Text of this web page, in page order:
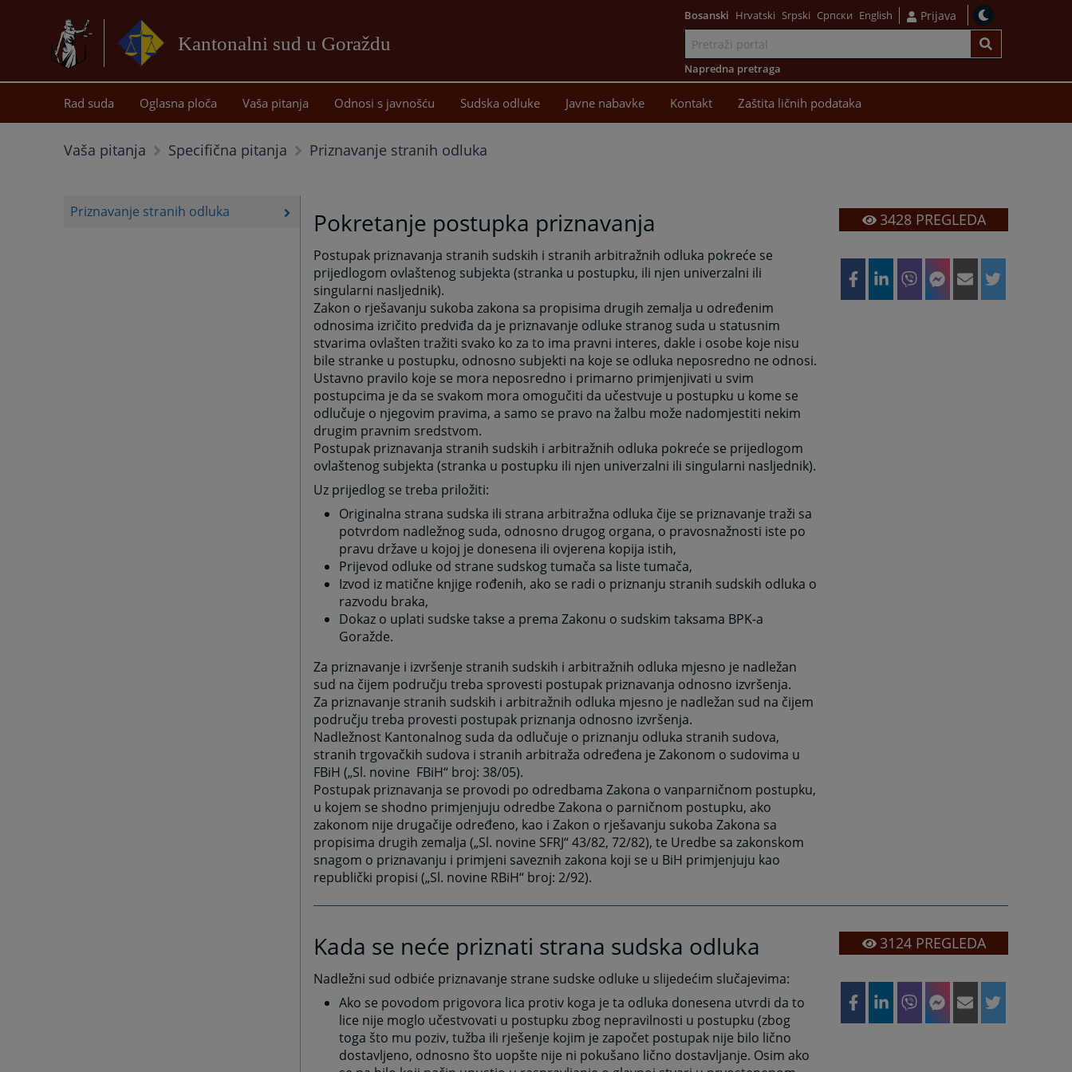
Kantonalni sud u Goraždu
sadržaj
Bosanski Hrvatski Srpski Српски English Prijava
Napredna pretraga
Rad suda Oglasna ploča Vaša pitanja Odnosi s javnošću Sudska odluke Javne nabavke Kontakt Zaštita ličnih podataka
Vaša pitanja Specifična pitanja Priznavanje stranih odluka
Priznavanje stranih odluka Pokretanje postupka priznavanja
Postupak priznavanja stranih sudskih i stranih arbitražnih odluka pokreće se
prijedlogom ovlaštenog subjekta (stranka u postupku, ili njen univerzalni ili
singularni nasljednik).
Zakon o rješavanju sukoba zakona sa propisima drugih zemalja u određenim
odnosima izričito predviđa da je priznavanje odluke stranog suda u statusnim
stvarima ovlašten tražiti svako ko za to ima pravni interes, dakle i osobe koje nisu
bile stranke u postupku, odnosno subjekti na koje se odluka neposredno ne odnosi.
Ustavno pravilo koje se mora neposredno i primarno primjenjivati u svim
postupcima je da se svakom mora omogučiti da učestvuje u postupku u kome se
odlučuje o njegovim pravima, a samo se pravo na žalbu može nadomjestiti nekim
drugim pravnim sredstvom.
Postupak priznavanja stranih sudskih i arbitražnih odluka pokreće se prijedlogom
ovlaštenog subjekta (stranka u postupku ili njen univerzalni ili singularni nasljednik).
Uz prijedlog se treba priložiti:
Originalna strana sudska ili strana arbitražna odluka čije se priznavanje traži sa
potvrdom nadležnog suda, odnosno drugog organa, o pravosnažnosti iste po
pravu države u kojoj je donesena ili ovjerena kopija istih,
Prijevod odluke od strane sudskog tumača sa liste tumača,
Izvod iz matične knjige rođenih, ako se radi o priznanju stranih sudskih odluka o
razvodu braka,
Dokaz o uplati sudske takse a prema Zakonu o sudskim taksama BPK-a
Goražde.
Za priznavanje i izvršenje stranih sudskih i arbitražnih odluka mjesno je nadležan
sud na čijem području treba sprovesti postupak priznavanja odnosno izvršenja.
Za priznavanje stranih sudskih i arbitražnih odluka mjesno je nadležan sud na čijem
području treba provesti postupak priznanja odnosno izvršenja.
Nadležnost Kantonalnog suda da odlučuje o priznanju odluka stranih sudova,
stranih trgovačkih sudova i stranih arbitraža određena je Zakonom o sudovima u
FBiH („Sl. novine FBiH“ broj: 38/05).
Postupak priznavanja se provodi po odredbama Zakona o vanparničnom postupku,
u kojem se shodno primjenjuju odredbe Zakona o parničnom postupku, ako
zakonom nije drugačije određeno, kao i Zakon o rješavanju sukoba Zakona sa
propisima drugih zemalja („Sl. novine SFRJ“ 43/82, 72/82), te Uredbe sa zakonskom
snagom o priznavanju i primjeni saveznih zakona koji se u BiH primjenjuju kao
republički propisi („Sl. novine RBiH“ broj: 2/92).
3428PREGLEDA
Kada se neće priznati strana sudska odluka
Nadležni sud odbiće priznavanje strane sudske odluke u slijedećim slučajevima:
Ako se povodom prigovora lica protiv koga je ta odluka donesena utvrdi da to
lice nije moglo učestvovati u postupku zbog nepravilnosti u postupku (zbog
toga što mu poziv, tužba ili rješenje kojim je započet postupak nije bilo lično
dostavljeno, odnosno što uopšte nije ni pokušano lično dostavljanje. Osim ako
3124PREGLEDA